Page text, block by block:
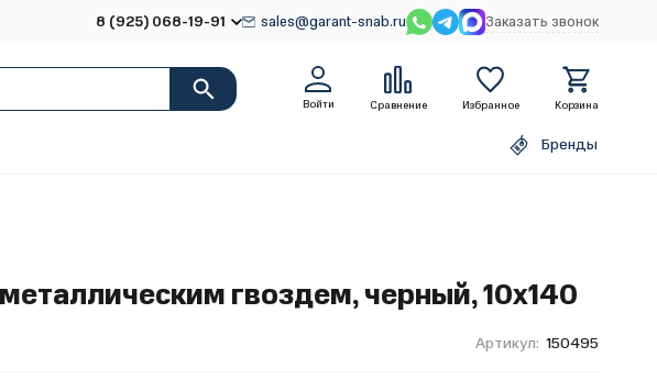
8 (925) 068-19-91 sales@garant-snab.ru Заказать звонок
Войти Сравнение Избранное Корзина
Бренды
гвоздем, черный, 10х140
Артикул: 150495